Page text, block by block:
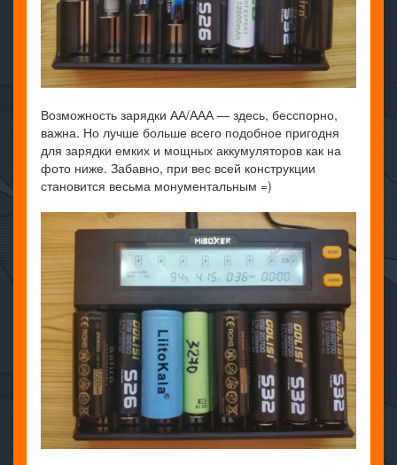
Возможность зарядки АА/ААА — здесь, бесспорно,
важна. Но лучше больше всего подобное пригодня
для зарядки емких и мощных аккумуляторов как на
фото ниже. Забавно, при вес всей конструкции
становится весьма монументальным =)